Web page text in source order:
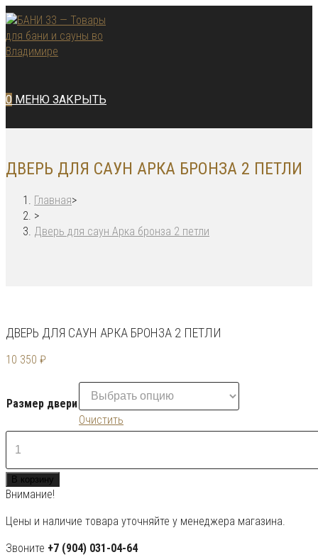
Перейти
к
содержимому
0 МЕНЮ ЗАКРЫТЬ
ДВЕРЬ ДЛЯ САУН АРКА БРОНЗА 2 ПЕТЛИ
Главная>
>
Дверь для саун Арка бронза 2 петли
ДВЕРЬ ДЛЯ САУН АРКА БРОНЗА 2 ПЕТЛИ
10 350 ₽
Размер двери
Очистить
Количество
товара
Дверь
для
саун
Арка
бронза
2
В корзину
Внимание!
Цены и наличие товара уточняйте у менеджера магазина.
Звоните +7 (904) 031-04-64